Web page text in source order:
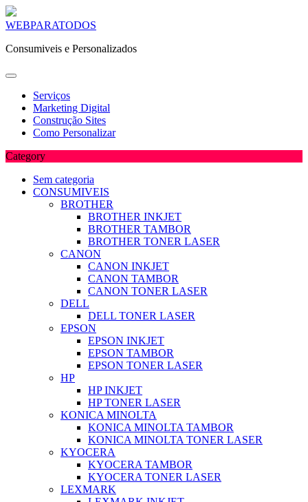
Skip
content
WEBPARATODOS
Consumiveis e Personalizados
Serviços
Marketing Digital
Construção Sites
Como Personalizar
Category
Sem categoria
CONSUMIVEIS
BROTHER
BROTHER INKJET
BROTHER TAMBOR
BROTHER TONER LASER
CANON
CANON INKJET
CANON TAMBOR
CANON TONER LASER
DELL
DELL TONER LASER
EPSON
EPSON INKJET
EPSON TAMBOR
EPSON TONER LASER
HP
HP INKJET
HP TONER LASER
KONICA MINOLTA
KONICA MINOLTA TAMBOR
KONICA MINOLTA TONER LASER
KYOCERA
KYOCERA TAMBOR
KYOCERA TONER LASER
LEXMARK